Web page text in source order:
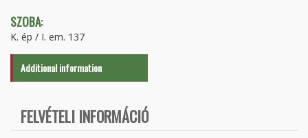
SZOBA:
K. ép / I. em. 137
Additional information
FELVÉTELI INFORMÁCIÓ